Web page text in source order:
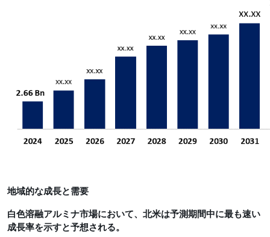
地域的な成長と需要
白色溶融アルミナ市場において、北米は予測期間中に最も速い
成長率を示すと予想される。